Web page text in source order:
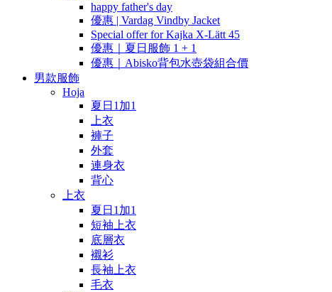
happy father's day
優惠 | Vardag Vindby Jacket
Special offer for Kajka X-Lätt 45
優惠｜夏日服飾 1 + 1
優惠｜Abisko背包水壺袋組合價
男款服飾
Hoja
夏日1加1
上衣
褲子
外套
連身衣
背心
上衣
夏日1加1
短袖上衣
底層衣
襯衫
長袖上衣
毛衣